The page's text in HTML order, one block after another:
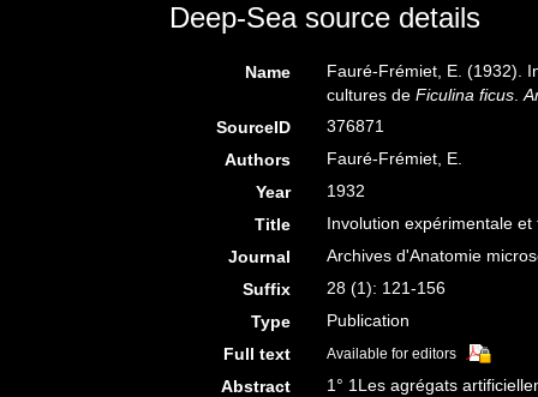
Deep-Sea source details
Name
Fauré-Frémiet, E. (1932).
cultures deFiculina ficus .
SourceID
376871
Authors
Fauré-Frémiet, E.
Year
1932
Title
Involution expérimentale
Journal
Archives d'Anatomie
Suffix
28 (1): 121-156
Type
Publication
Full text
Available for editors
Abstract
1° 1Les agrégats